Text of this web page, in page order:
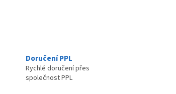
Doručení PPL
Rychlé doručení přes
společnost PPL